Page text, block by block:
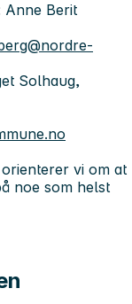
Anne Berit
Solhaug,
vi om at
noe som helst